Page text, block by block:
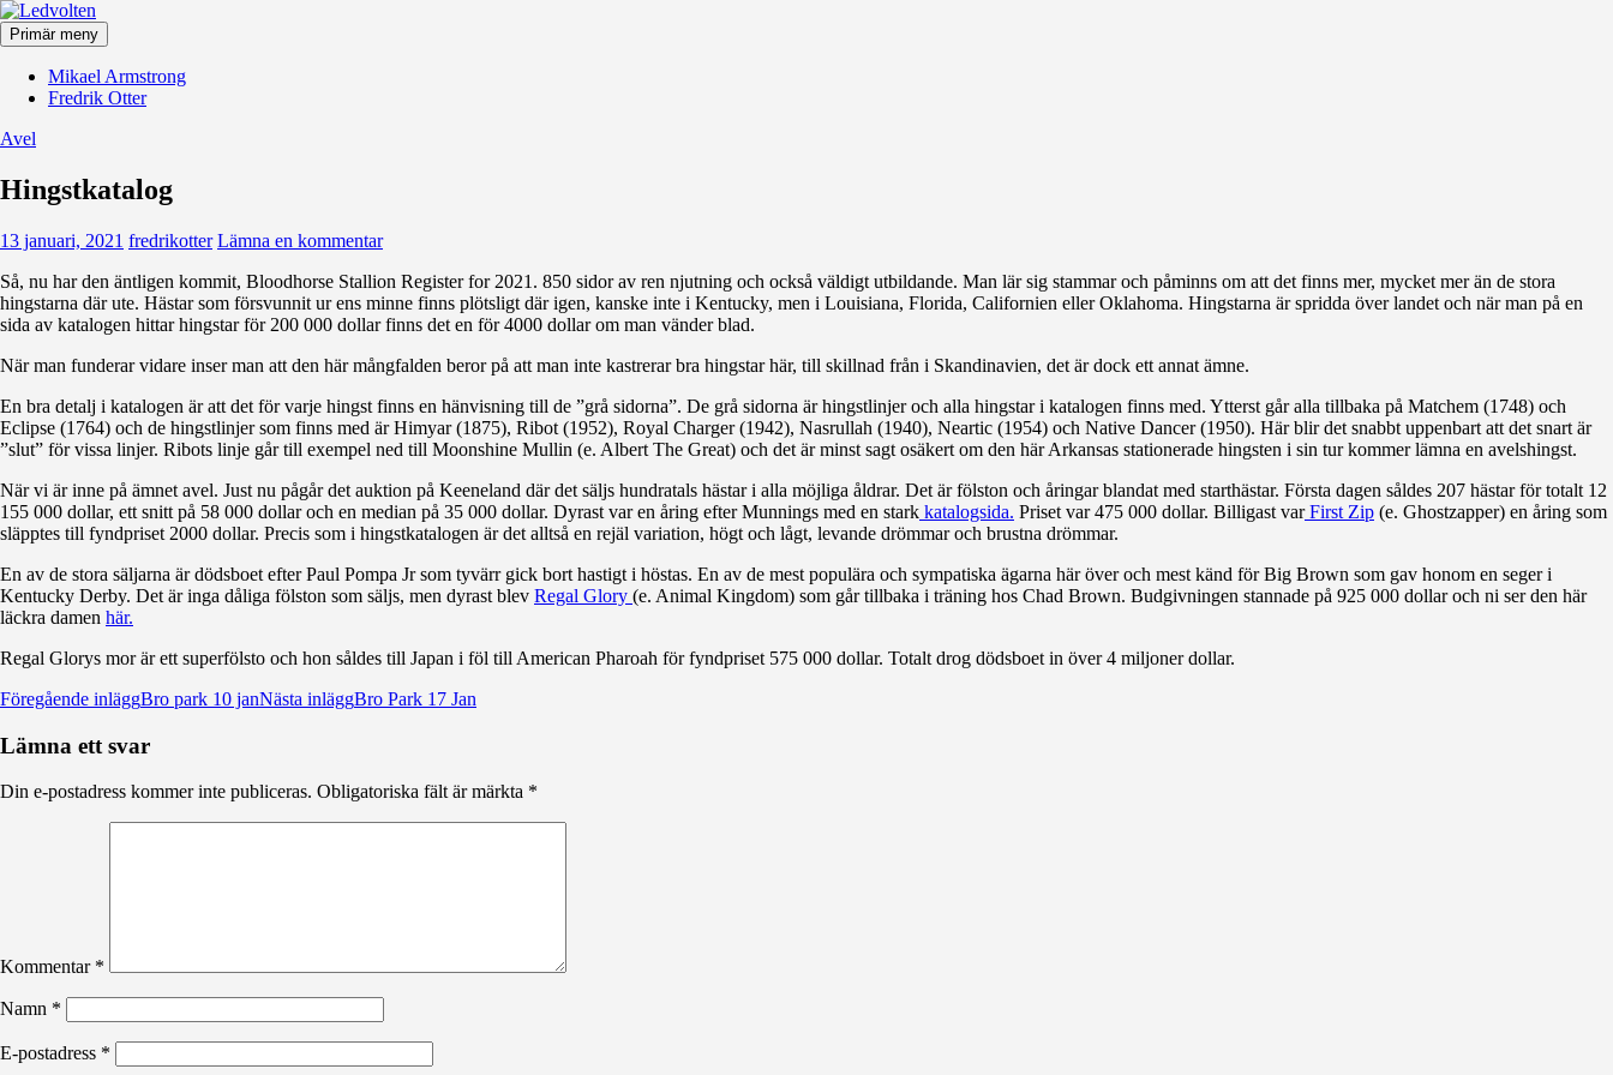
Hoppa
till
innehåll
Ledvolten
Primär meny
Mikael Armstrong
Fredrik Otter
Avel
Hingstkatalog
13 januari, 2021 fredrikotter Lämna en kommentar
Så, nu har den äntligen kommit, Bloodhorse Stallion Register for 2021. 850 sidor av ren njutning och också väldigt utbildande. Man lär sig stammar och påminns om att det finns mer, mycket mer än de stora
hingstarna där ute. Hästar som försvunnit ur ens minne finns plötsligt där igen, kanske inte i Kentucky, men i Louisiana, Florida, Californien eller Oklahoma. Hingstarna är spridda över landet och när man på en
sida av katalogen hittar hingstar för 200 000 dollar finns det en för 4000 dollar om man vänder blad.
När man funderar vidare inser man att den här mångfalden beror på att man inte kastrerar bra hingstar här, till skillnad från i Skandinavien, det är dock ett annat ämne.
En bra detalj i katalogen är att det för varje hingst finns en hänvisning till de ”grå sidorna”. De grå sidorna är hingstlinjer och alla hingstar i katalogen finns med. Ytterst går alla tillbaka på Matchem (1748) och
Eclipse (1764) och de hingstlinjer som finns med är Himyar (1875), Ribot (1952), Royal Charger (1942), Nasrullah (1940), Neartic (1954) och Native Dancer (1950). Här blir det snabbt uppenbart att det snart är
”slut” för vissa linjer. Ribots linje går till exempel ned till Moonshine Mullin (e. Albert The Great) och det är minst sagt osäkert om den här Arkansas stationerade hingsten i sin tur kommer lämna en avelshingst.
När vi är inne på ämnet avel. Just nu pågår det auktion på Keeneland där det säljs hundratals hästar i alla möjliga åldrar. Det är fölston och åringar blandat med starthästar. Första dagen såldes 207 hästar för totalt 12
155 000 dollar, ett snitt på 58 000 dollar och en median på 35 000 dollar. Dyrast var en åring efter Munnings med en stark katalogsida. Priset var 475 000 dollar. Billigast varFirst Zip (e. Ghostzapper) en åring som
släpptes till fyndpriset 2000 dollar. Precis som i hingstkatalogen är det alltså en rejäl variation, högt och lågt, levande drömmar och brustna drömmar.
En av de stora säljarna är dödsboet efter Paul Pompa Jr som tyvärr gick bort hastigt i höstas. En av de mest populära och sympatiska ägarna här över och mest känd för Big Brown som gav honom en seger i
Kentucky Derby. Det är inga dåliga fölston som säljs, men dyrast blev Regal Glory (e. Animal Kingdom) som går tillbaka i träning hos Chad Brown. Budgivningen stannade på 925 000 dollar och ni ser den här
läckra damen här.
Regal Glorys mor är ett superfölsto och hon såldes till Japan i föl till American Pharoah för fyndpriset 575 000 dollar. Totalt drog dödsboet in över 4 miljoner dollar.
Inläggsnavigering
Föregående inläggBro park 10 janNästa inläggBro Park 17 Jan
Lämna ett svar
Din e-postadress kommer inte publiceras. Obligatoriska fält är märkta *
Kommentar *
Namn *
E-postadress *